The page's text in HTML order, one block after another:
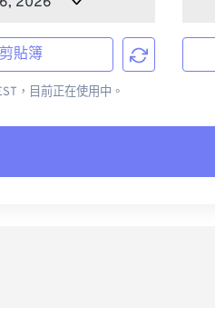
貼簿
，目前正在使用中。